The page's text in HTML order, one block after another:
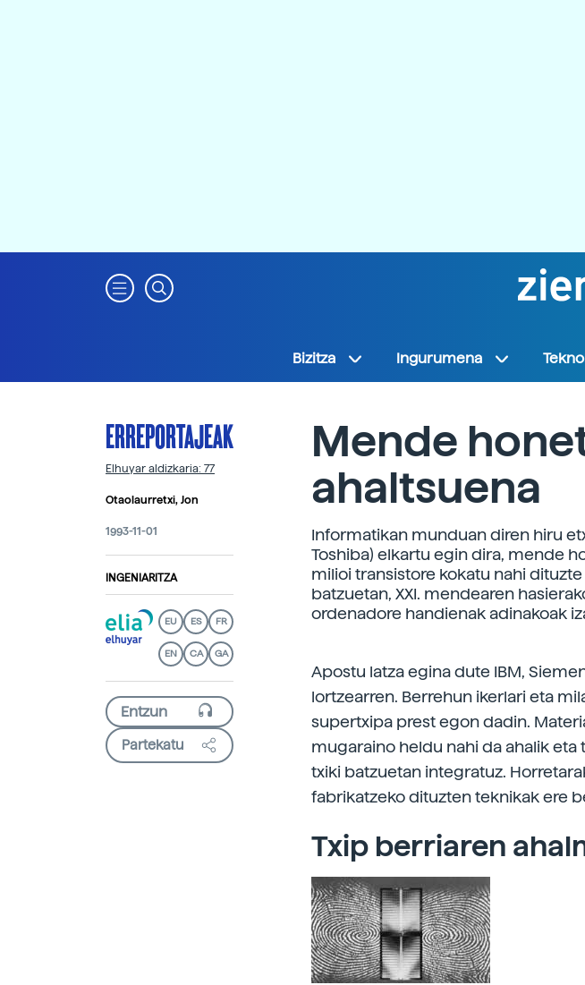
Bizitza Ingurumena
ERREPORTAJEAK
Elhuyar aldizkaria: 77
Otaolaurretxi, Jon
1993-11-01
INGENIARITZA
EU ES FR
EN CA GA
Partekatu
Mende
ahaltsuena
Informatikan munduan diren hiru
Toshiba) elkartu egin dira, mende
milioi transistore kokatu nahi
batzuetan, XXI. mendearen
ordenadore handienak adinakoak
Apostu latza egina dute IBM,
lortzearren. Berrehun ikerlari eta
supertxipa prest egon dadin.
mugaraino heldu nahi da ahalik
txiki batzuetan integratuz.
fabrikatzeko dituzten teknikak ere
Txip berriaren